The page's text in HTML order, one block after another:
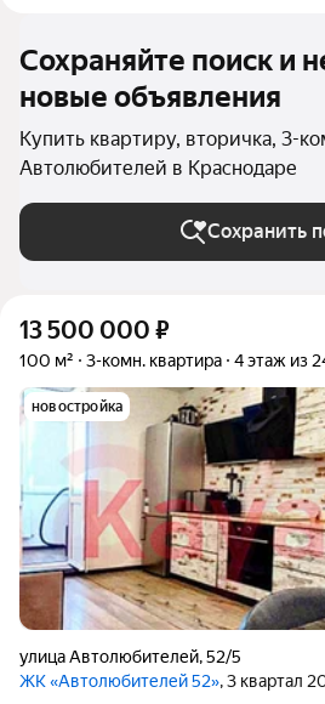
Сохраняйте поиск и
новые объявления
Купить квартиру, вторичка, 3-
Автолюбителей в Краснодаре
Сохранить
13 500 000 ₽
100 м² 3-комн. квартира 4 этаж из
новостройка
улица Автолюбителей,52/5
ЖК «Автолюбителей 52», 3 квартал